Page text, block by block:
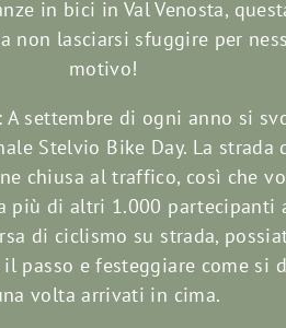
in bici in Val Venosta,
non lasciarsi sfuggire per
motivo!
A settembre di ogni anno si
Stelvio Bike Day. La strada
chiusa al traffico, così che
più di altri 1.000 partecipanti
di ciclismo su strada,
passo e festeggiare come si
volta arrivati in cima.